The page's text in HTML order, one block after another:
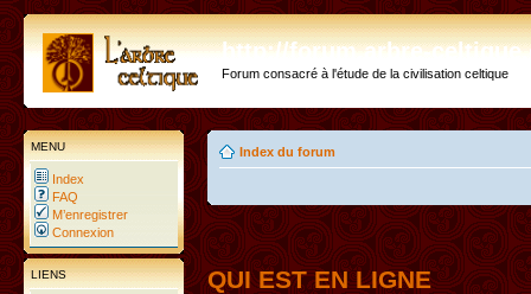
http://forum.arbre-
Forum consacré à l'étude de la civilisation celtique
MENU
Index
FAQ
M’enregistrer
Connexion
LIENS
Index du forum
QUI EST EN LIGNE